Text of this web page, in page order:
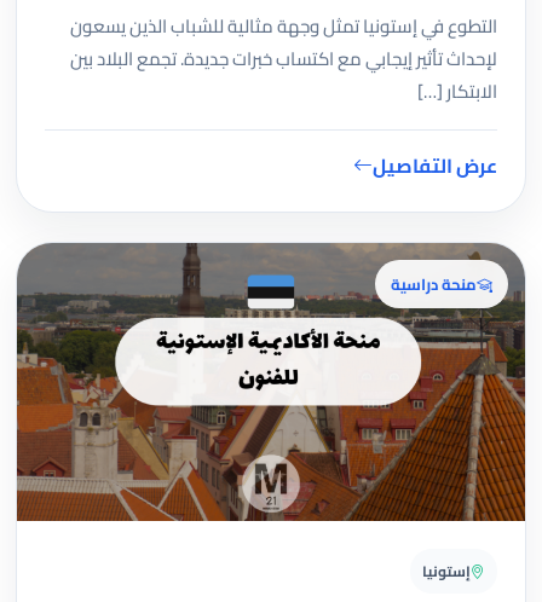
التطوع في إستونيا تمثل وجهة مثالية للشباب الذين يسعون
لإحداث تأثير إيجابي مع اكتساب خبرات جديدة. تجمع البلاد بين
الابتكار […]
عرض التفاصيل
منحة دراسية
إستونيا